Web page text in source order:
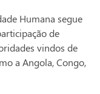
Humana segue
de
vindos de
a Angola, Congo,